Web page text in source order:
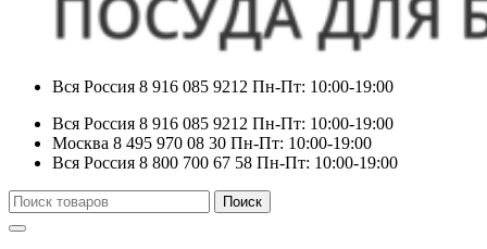
Вся Россия 8 916 085 9212 Пн-Пт: 10:00-19:00
Вся Россия 8 916 085 9212 Пн-Пт: 10:00-19:00
Москва 8 495 970 08 30 Пн-Пт: 10:00-19:00
Вся Россия 8 800 700 67 58 Пн-Пт: 10:00-19:00
Искать:
Поиск